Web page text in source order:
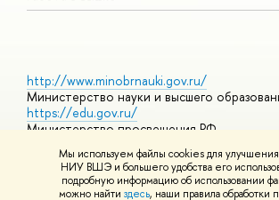
Мы используем файлы cookies для улучшения
НИУ ВШЭ и большего удобства его
подробную информацию об использовании
можно найти здесь, наши правила обработки
http://www.minobrnauki.gov.ru/
Министерство науки и высшего
https://edu.gov.ru/
Министерство просвещения РФ
https://elearning.hse.ru/mooc
Массовые открытые онлайн-курсы